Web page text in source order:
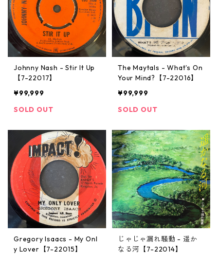
Johnny Nash ‎- Stir It Up
【7-22017】
¥99,999
SOLD OUT
The Maytals - What's On
Your Mind?【7-22016】
¥99,999
SOLD OUT
Gregory Isaacs - My Onl
y Lover【7-22015】
じゃじゃ漏れ騒動 - 遥か
なる河【7-22014】